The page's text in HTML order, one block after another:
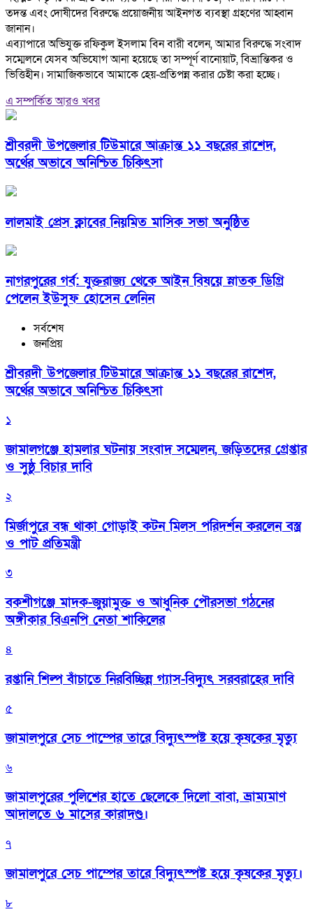
তদন্ত এবং দোষীদের বিরুদ্ধে প্রয়োজনীয় আইনগত ব্যবস্থা গ্রহণের আহ্বান
জানান।
‎এব্যাপারে অভিযুক্ত রফিকুল ইসলাম বিন বারী বলেন, আমার বিরুদ্ধে সংবাদ
সম্মেলনে যেসব অভিযোগ আনা হয়েছে তা সম্পূর্ণ বানোয়াট, বিভ্রান্তিকর ও
ভিত্তিহীন। সামাজিকভাবে আমাকে হেয়-প্রতিপন্ন করার চেষ্টা করা হচ্ছে।
এ সম্পর্কিত আরও খবর
শ্রীবরদী উপজেলার টিউমারে আক্রান্ত ১১ বছরের রাশেদ,
অর্থের অভাবে অনিশ্চিত চিকিৎসা
লালমাই প্রেস ক্লাবের নিয়মিত মাসিক সভা অনুষ্ঠিত
নাগরপুরের গর্ব: যুক্তরাজ্য থেকে আইন বিষয়ে স্নাতক ডিগ্রি
পেলেন ইউসুফ হোসেন লেনিন
সর্বশেষ
জনপ্রিয়
শ্রীবরদী উপজেলার টিউমারে আক্রান্ত ১১ বছরের রাশেদ,
অর্থের অভাবে অনিশ্চিত চিকিৎসা
১
জামালগঞ্জে হামলার ঘটনায় সংবাদ সম্মেলন, জড়িতদের গ্রেপ্তার
ও সুষ্ঠু বিচার দাবি
২
মির্জাপুরে বন্ধ থাকা গোড়াই কটন মিলস পরিদর্শন করলেন বস্ত্র
ও পাট প্রতিমন্ত্রী
৩
বকশীগঞ্জে মাদক-জুয়ামুক্ত ও আধুনিক পৌরসভা গঠনের
অঙ্গীকার বিএনপি নেতা শাকিলের
৪
রপ্তানি শিল্প বাঁচাতে নিরবিচ্ছিন্ন গ্যাস-বিদ্যুৎ সরবরাহের দাবি
৫
জামালপুরে সেচ পাম্পের তারে বিদ্যুৎস্পষ্ট হয়ে কৃষকের মৃত্যু
৬
জামালপুরের পুলিশের হাতে ছেলেকে দিলো বাবা, ভ্রাম্যমাণ
আদালতে ৬ মাসের কারাদণ্ড।
৭
জামালপুরে সেচ পাম্পের তারে বিদ্যুৎস্পষ্ট হয়ে কৃষকের মৃত্যু।
৮